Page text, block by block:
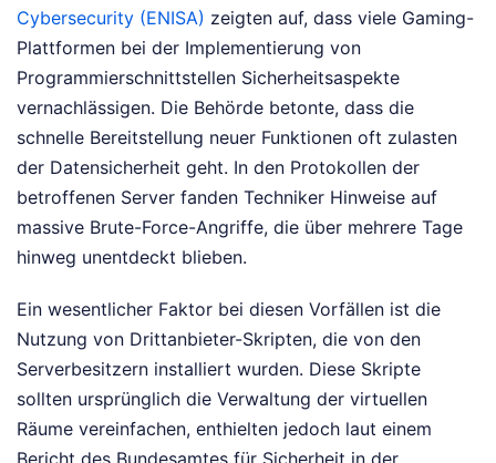
Cybersecurity (ENISA) zeigten auf, dass viele Gaming-
Plattformen bei der Implementierung von
Programmierschnittstellen Sicherheitsaspekte
vernachlässigen. Die Behörde betonte, dass die
schnelle Bereitstellung neuer Funktionen oft zulasten
der Datensicherheit geht. In den Protokollen der
betroffenen Server fanden Techniker Hinweise auf
massive Brute-Force-Angriffe, die über mehrere Tage
hinweg unentdeckt blieben.
Ein wesentlicher Faktor bei diesen Vorfällen ist die
Nutzung von Drittanbieter-Skripten, die von den
Serverbesitzern installiert wurden. Diese Skripte
sollten ursprünglich die Verwaltung der virtuellen
Räume vereinfachen, enthielten jedoch laut einem
Bericht des Bundesamtes für Sicherheit in der